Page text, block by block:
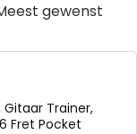
gewenst
Gitaar Trainer,
Fret Pocket